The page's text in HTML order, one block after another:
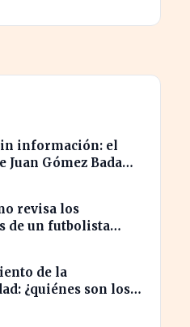
información: el
Juan Gómez Bada
revisa los
de un futbolista
en España
de la
¿quiénes son los